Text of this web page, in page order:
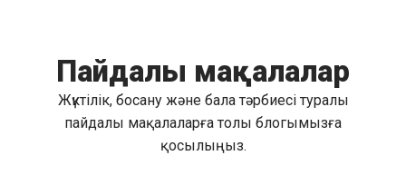
Пайдалы мақалалар
Жүктілік, босану және бала тәрбиесі туралы
пайдалы мақалаларға толы блогымызға
қосылыңыз.